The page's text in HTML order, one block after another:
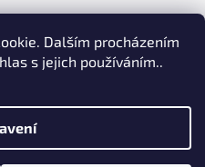
Dalším procházením
s jejich používáním..
🚌